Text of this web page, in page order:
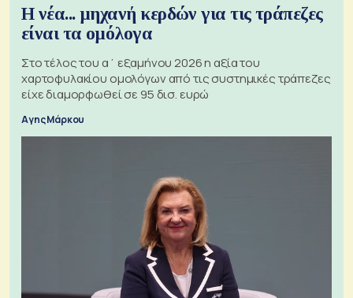
Η νέα... μηχανή κερδών για τις τράπεζες
είναι τα ομόλογα
Στο τέλος του α΄ εξαμήνου 2026 η αξία του
χαρτοφυλακίου ομολόγων από τις συστημικές τράπεζες
είχε διαμορφωθεί σε 95 δισ. ευρώ
Αγης Μάρκου